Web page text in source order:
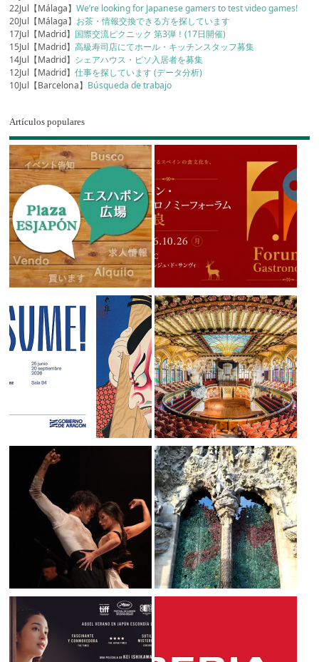
22Jul【Málaga】We’re looking for Japanese gamers to test video games!
20Jul【Málaga】 お茶・情報交換できる方を探しています
17Jul【Madrid】 国際交流ピクニック 第3弾！(17日開催)
15Jul【Madrid】高級寿司店にてホール・キッチンスタッフ募集
14Jul【Madrid】 シェアハウス・ピソ入居者を募集
12Jul【Madrid】仕事を探しています (データ分析)
10Jul【Barcelona】 Búsqueda de trabajo
Artículos populares